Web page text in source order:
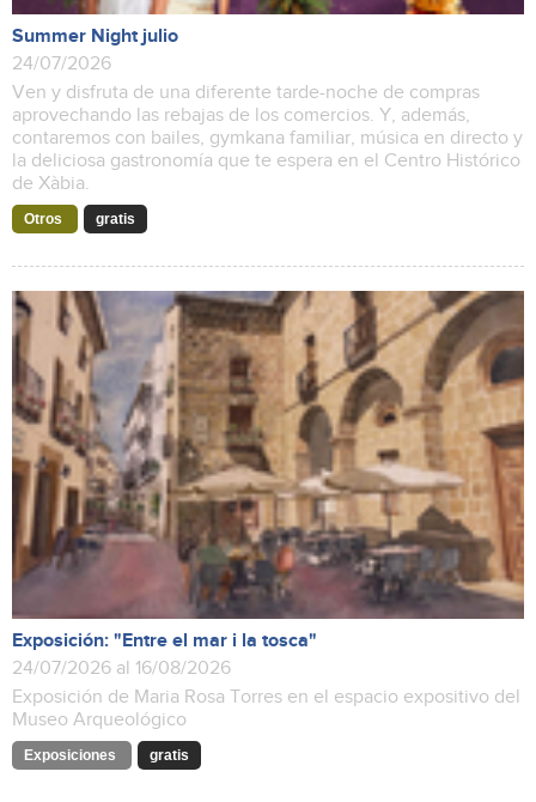
Summer Night julio
24/07/2026
Ven y disfruta de una diferente tarde-noche de compras
aprovechando las rebajas de los comercios. Y, además,
contaremos con bailes, gymkana familiar, música en directo y
la deliciosa gastronomía que te espera en el Centro Histórico
de Xàbia.
Otros gratis
Exposición: "Entre el mar i la tosca"
24/07/2026 al 16/08/2026
Exposición de Maria Rosa Torres en el espacio expositivo del
Museo Arqueológico
Exposiciones gratis